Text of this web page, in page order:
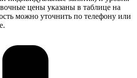
цены указаны в таблице на
можно уточнить по телефону или